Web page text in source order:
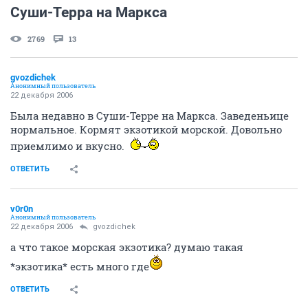
Суши-Терра на Маркса
2769 13
gvozdichek
Анонимный пользователь
22 декабря 2006
Была недавно в Суши-Терре на Маркса. Заведеньице
нормальное. Кормят экзотикой морской. Довольно
приемлимо и вкусно.
ОТВЕТИТЬ
v0r0n
Анонимный пользователь
22 декабря 2006 gvozdichek
а что такое морская экзотика? думаю такая
*экзотика* есть много где
ОТВЕТИТЬ